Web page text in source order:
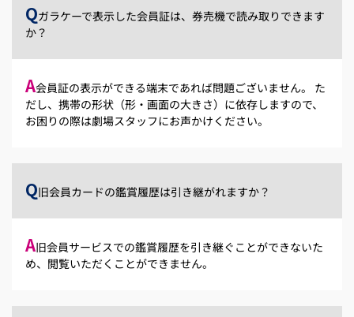
Qガラケーで表示した会員証は、券売機で読み取りできます
か？
A会員証の表示ができる端末であれば問題ございません。 た
だし、携帯の形状（形・画面の大きさ）に依存しますので、
お困りの際は劇場スタッフにお声かけください。
Q旧会員カードの鑑賞履歴は引き継がれますか？
A旧会員サービスでの鑑賞履歴を引き継ぐことができないた
め、閲覧いただくことができません。